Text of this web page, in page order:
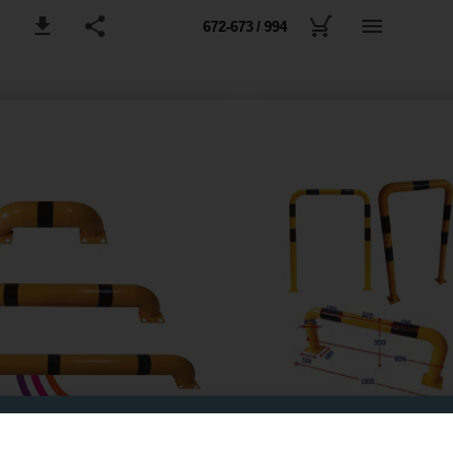
672-673 / 994